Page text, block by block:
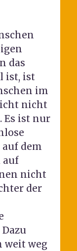
das
ist, ist
im
nicht
Es ist nur
dem
auf
nicht
der
weit weg